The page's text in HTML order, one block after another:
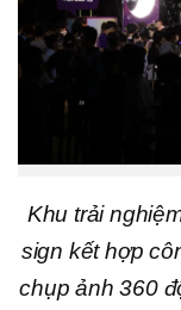
Khu trải
sign kết hợp
chụp ảnh 360